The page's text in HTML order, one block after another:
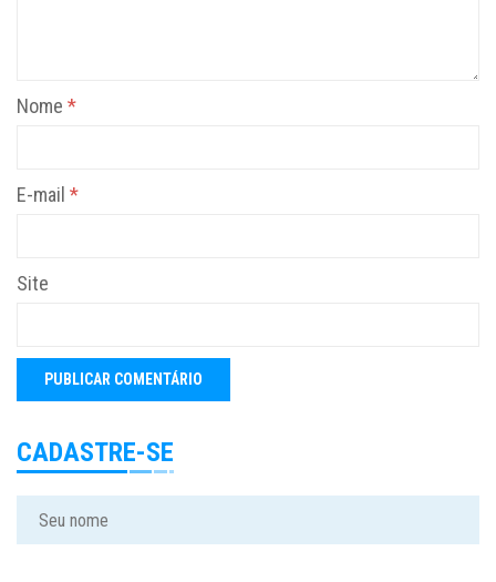
Nome *
E-mail *
Site
CADASTRE-SE